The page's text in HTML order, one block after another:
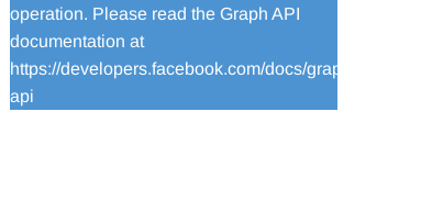
operation. Please read the Graph API
documentation at
https://developers.facebook.com/docs/graph-
api